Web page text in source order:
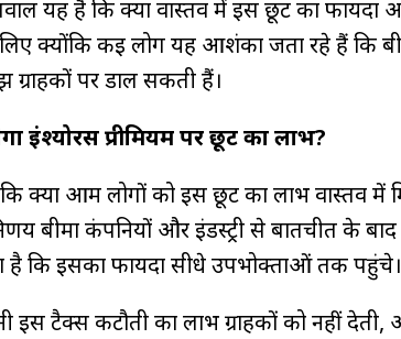
यह है कि क्या वास्तव में इस छूट का फायदा
क्योंकि कई लोग यह आशंका जता रहे हैं कि
ग्राहकों पर डाल सकती हैं।
इंश्योरेंस प्रीमियम पर छूट का लाभ?
क्या आम लोगों को इस छूट का लाभ वास्तव में
बीमा कंपनियों और इंडस्ट्री से बातचीत के
है कि इसका फायदा सीधे उपभोक्ताओं तक पहुंचे।
इस टैक्स कटौती का लाभ ग्राहकों को नहीं